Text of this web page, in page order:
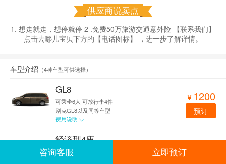
供应商说卖点
1. 想走就走，想停就停 2 .免费50万旅游交通意外险 【联系我们】
点击去哪儿宝贝下方的【电话图标】 ，进一步了解详情。
车型介绍 （4种车型可供选择）
GL8
可乘坐6人 可放行李4件
别克GL8以及同等车型
费用说明 
 1200
预订
经济型4座
可乘坐4人
咨询客服 立即预订